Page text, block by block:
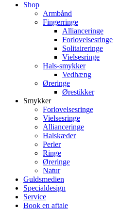
Shop
Armbånd
Fingerringe
Allianceringe
Forlovelsesringe
Solitaireringe
Vielsesringe
Hals-smykker
Vedhæng
Øreringe
Ørestikker
Smykker
Forlovelsesringe
Vielsesringe
Allianceringe
Halskæder
Perler
Ringe
Øreringe
Natur
Guldsmedien
Specialdesign
Service
Book en aftale